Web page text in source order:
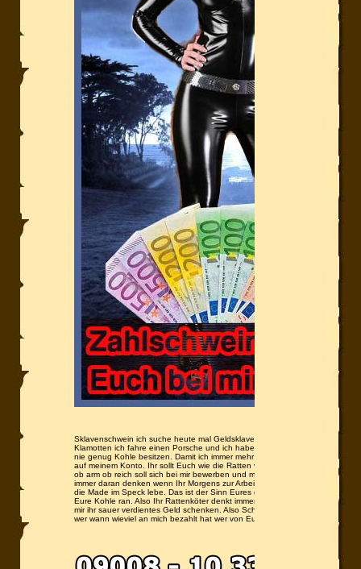
Sklavenschwein ich suche heute mal Geldsklaven das sind nämlich im
Klamotten ich fahre einen Porsche und ich habe immer genügend Geld
nie genug Kohle besitzen. Damit ich immer mehr und mehr Geld von Euch
auf meinem Konto. Ihr sollt Euch wie die Ratten vermehren deshalb meldet
ob arm ob reich soll sich bei mir bewerben und mir seine Kohl zukommen
immer daran denken wenn Ihr Morgens zur Arbeit fahrt, ihr arbeitet dafür
die Made im Speck lebe. Das ist der Sinn Eures dreckigen Sklavenlebens
Eure Kohle ran. Also Ihr Rattenköter denkt immer schön daran lasst uns
mir ihr sauer verdientes Geld schenken. Also Schweinehunde ran ans
wer wann wieviel an mich bezahlt hat wer von Euch der größte Depp ist